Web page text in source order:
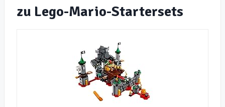
zu Lego-Mario-Startersets